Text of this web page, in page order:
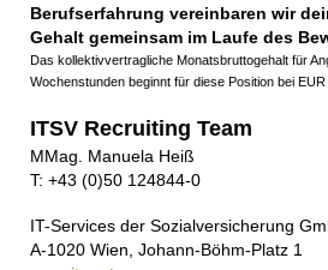
Berufserfahrung vereinbaren wir
Gehalt gemeinsam im Laufe des
Das kollektivvertragliche Monatsbruttogehalt für
Wochenstunden beginnt für diese Position bei EUR
ITSV Recruiting Team
MMag. Manuela Heiß
T: +43 (0)50 124844-0
IT-Services der Sozialversicherung
A-1020 Wien, Johann-Böhm-Platz 1